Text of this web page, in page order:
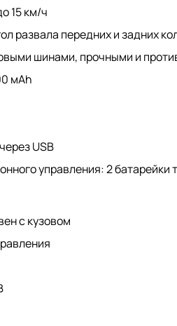
15 км/ч
развала передних и задних
шинами, прочными и
мАh
USB
управления: 2 батарейки
с кузовом